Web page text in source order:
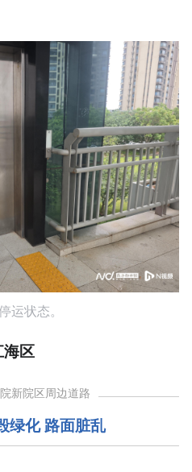
运状态。
区
新院区周边道路
绿化 路面脏乱